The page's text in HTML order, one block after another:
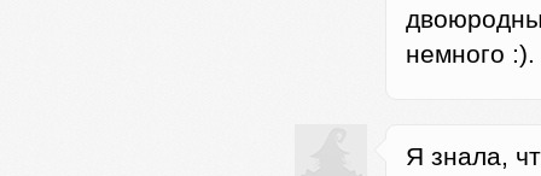
немного :).
Я знала,